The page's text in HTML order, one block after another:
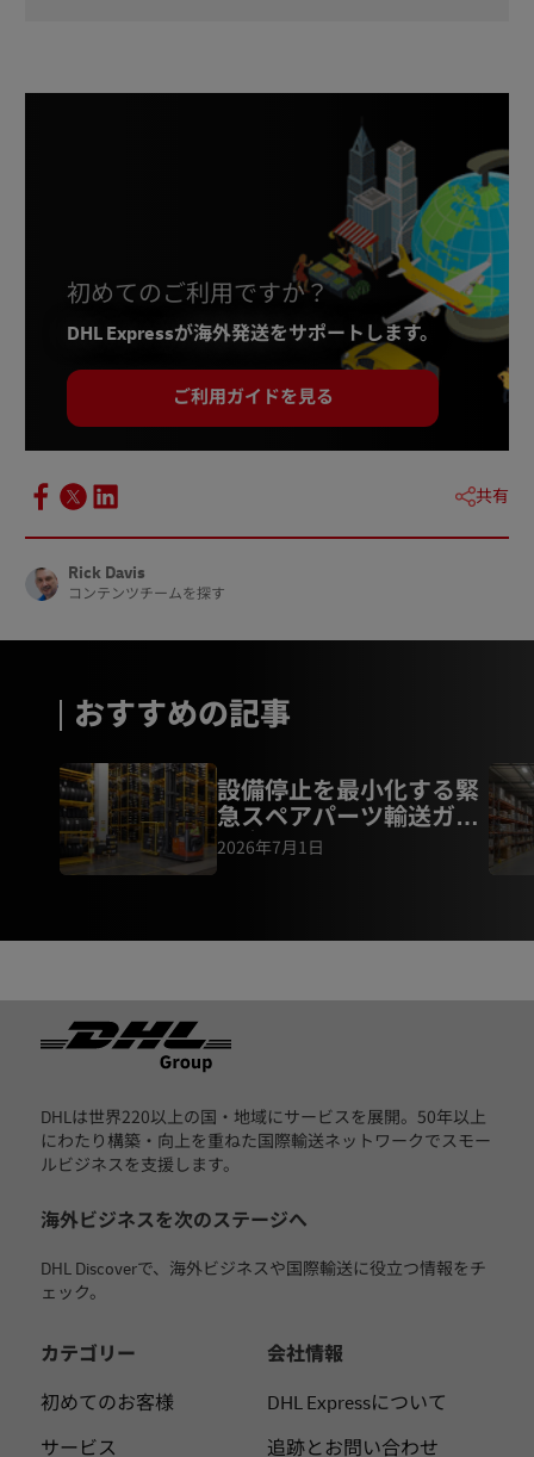
初めてのご利用ですか？
DHL Expressが海外発送をサポートします。
ご利用ガイドを見る
共有
Rick Davis
コンテンツチームを探す
おすすめの記事
設備停止を最小化する緊
急スペアパーツ輸送ガイ
ド｜保守部品・補修部品
2026年7月1日
フッター
DHLは世界220以上の国・地域にサービスを展開。50年以上
にわたり構築・向上を重ねた国際輸送ネットワークでスモー
ルビジネスを支援します。
海外ビジネスを次のステージへ
DHL Discoverで、海外ビジネスや国際輸送に役立つ情報をチ
ェック。
カテゴリー
初めてのお客様
サービス
会社情報
DHL Expressについて
追跡とお問い合わせ